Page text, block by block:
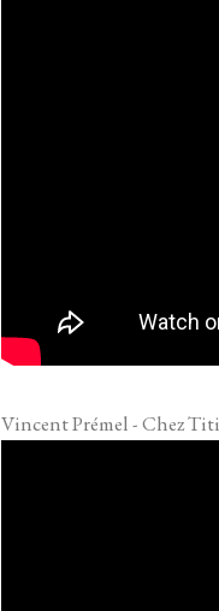
Vincent Prémel - Chez